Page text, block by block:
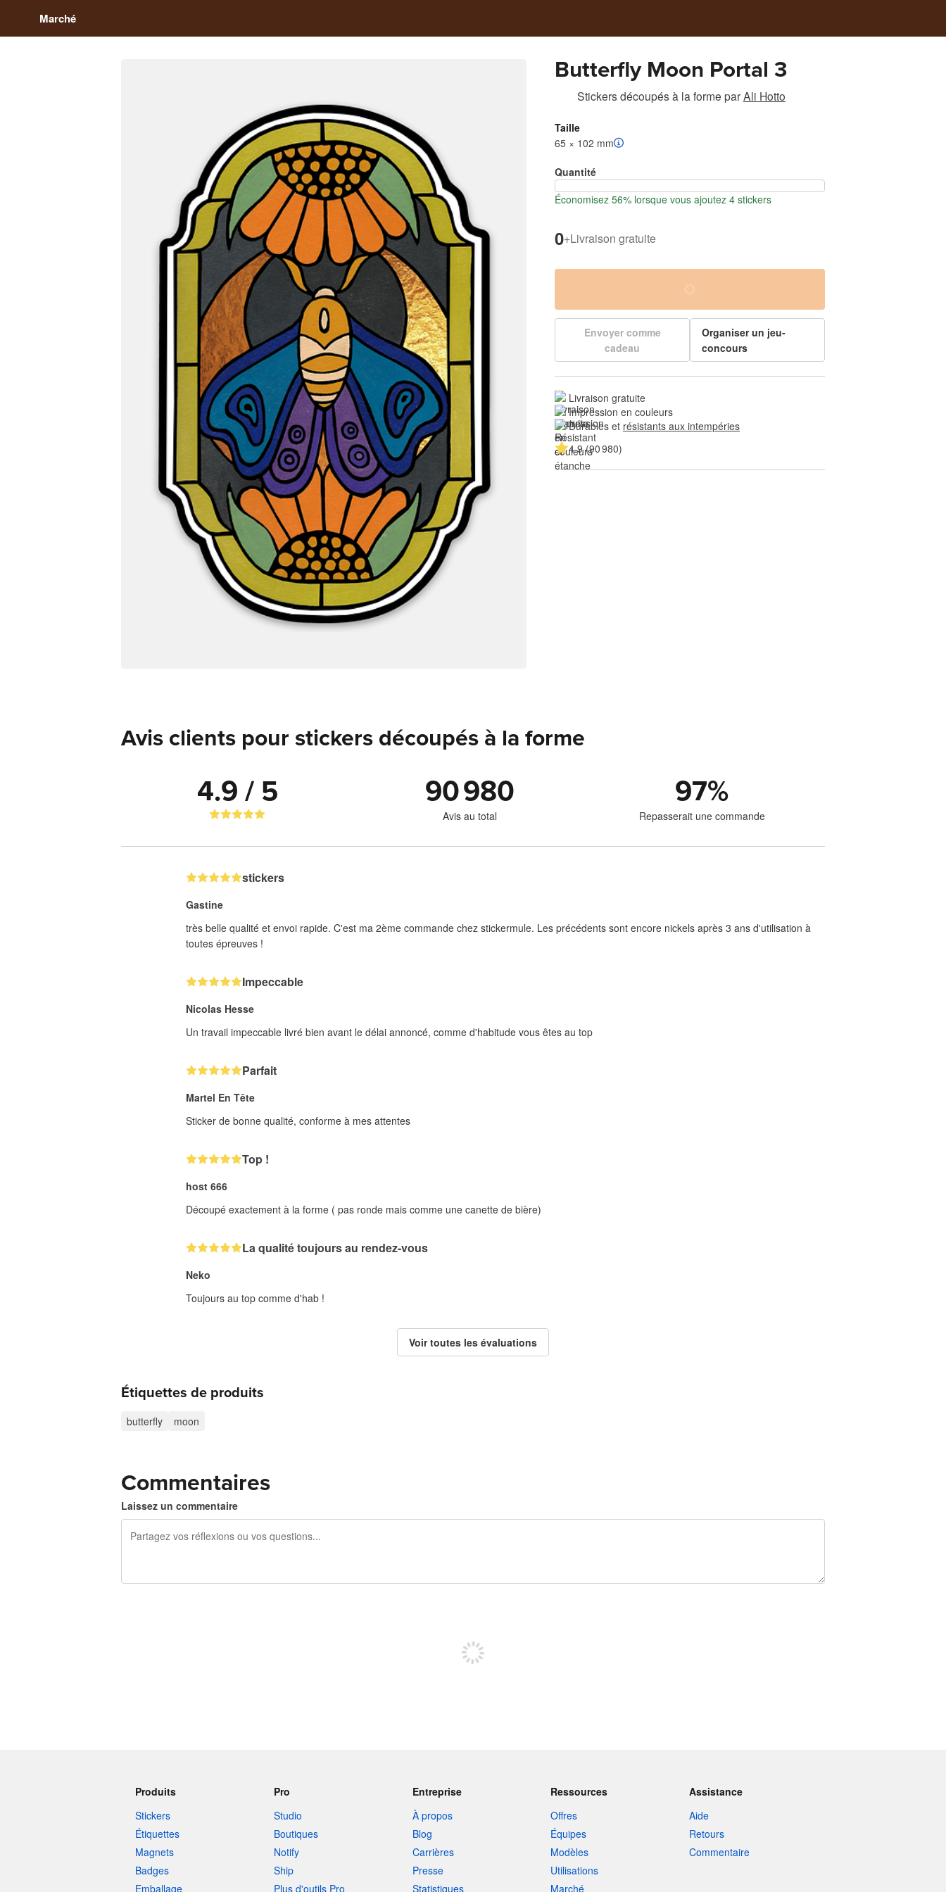
Marché
Butterfly Moon Portal 3
Stickers découpés à la forme parAli Hotto
Taille
65 × 102 mm
Quantité
Économisez 56% lorsque vous ajoutez 4 stickers
0+Livraison gratuite
Envoyer comme
cadeau
Organiser un jeu-
concours
Livraison gratuite
Impression en couleurs
Durables et résistants aux intempéries
4.9 (90 980)
Avis clients pour stickers découpés à la forme
4.9 / 5 90 980
Avis au total
97%
Repasserait une commande
stickers
Gastine
très belle qualité et envoi rapide. C'est ma 2ème commande chez stickermule. Les précédents sont encore nickels après 3 ans d'utilisation à
toutes épreuves !
Impeccable
Nicolas Hesse
Un travail impeccable livré bien avant le délai annoncé, comme d'habitude vous êtes au top
Parfait
Martel En Tête
Sticker de bonne qualité, conforme à mes attentes
Top !
host 666
Découpé exactement à la forme ( pas ronde mais comme une canette de bière)
La qualité toujours au rendez-vous
Neko
Toujours au top comme d'hab !
Voir toutes les évaluations
Étiquettes de produits
butterfly moon
Commentaires
Laissez un commentaire
Produits
Stickers
Étiquettes
Magnets
Badges
Emballage
Pro
Studio
Boutiques
Notify
Ship
Plus d'outils Pro
Entreprise
À propos
Blog
Carrières
Presse
Statistiques
Ressources
Offres
Équipes
Modèles
Utilisations
Marché
Assistance
Aide
Retours
Commentaire